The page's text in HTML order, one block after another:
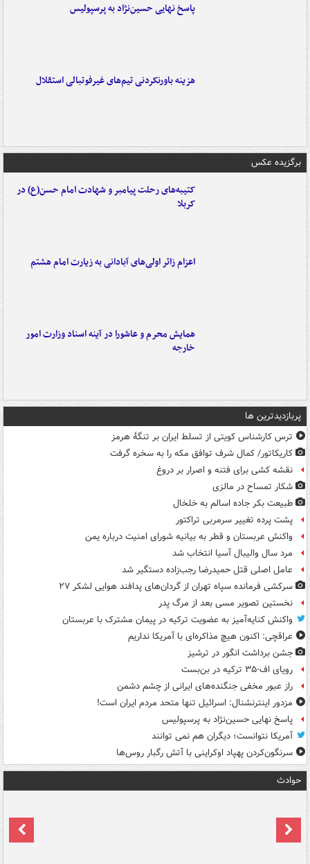
پاسخ نهایی حسین‌نژاد به پرسپولیس
هزینه باورنکردنی تیم‌های غیرفوتبالی استقلال
برگزیده عکس
کتیبه‌های رحلت پیامبر و شهادت امام حسن(ع) در
کربلا
اعزام زائر اولی‌های آبادانی به زیارت امام هشتم
همایش محرم و عاشورا در آینه اسناد وزارت امور
خارجه
پربازدیدترین ها
ترس کارشناس کویتی از تسلط ایران بر تنگۀ هرمز
کاریکاتور/ کمال شرف توافق مکه را به سخره گرفت
نقشه کشی برای فتنه و اصرار بر دروغ
شکار تمساح در مالزی
طبیعت بکر جاده اسالم به خلخال
پشت پرده تغییر سرمربی تراکتور
واکنش عربستان و قطر به بیانیه شورای امنیت درباره یمن
مرد سال والیبال آسیا انتخاب شد
عامل اصلی قتل حمیدرضا رجب‌زاده دستگیر شد
سرکشی فرمانده سپاه تهران از گردان‌های پدافند هوایی لشکر ۲۷
نخستین تصویر مسی بعد از مرگ پدر
واکنش کنایه‌آمیز به عضویت ترکیه در پیمان مشترک با عربستان
عراقچی: اکنون هیچ مذاکره‌ای با آمریکا نداریم
جشن برداشت انگور در ترشیز
رویای اف-۳۵ ترکیه در بن‌بست
راز عبور مخفی جنگنده‌های ایرانی از چشم دشمن
مزدور اینترنشنال: اسرائیل تنها متحد مردم ایران است!
پاسخ نهایی حسین‌نژاد به پرسپولیس
آمریکا نتوانست؛ دیگران هم نمی توانند
سرنگون‌کردن پهپاد اوکراینی با آتش رگبار روس‌ها
حوادث